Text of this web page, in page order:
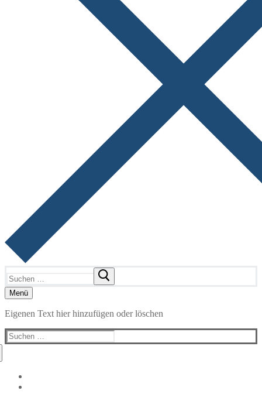
nach:
Menü
Eigenen Text hier hinzufügen oder löschen
Suchen
nach: